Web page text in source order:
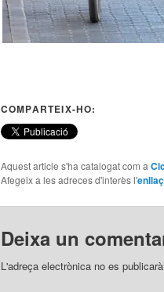
COMPARTEIX-HO:
Aquest article s'ha catalogat com a
Afegeix a les adreces d'interès l'enllaç
Deixa un
L'adreça electrònica no es